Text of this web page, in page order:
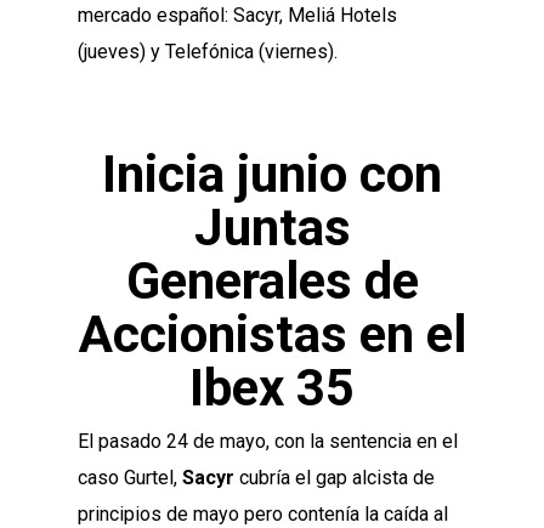
mercado español: Sacyr, Meliá Hotels
(jueves) y Telefónica (viernes).
Inicia junio con
Juntas
Generales de
Accionistas en el
Ibex 35
El pasado 24 de mayo, con la sentencia en el
caso Gurtel, Sacyr cubría el gap alcista de
principios de mayo pero contenía la caída al